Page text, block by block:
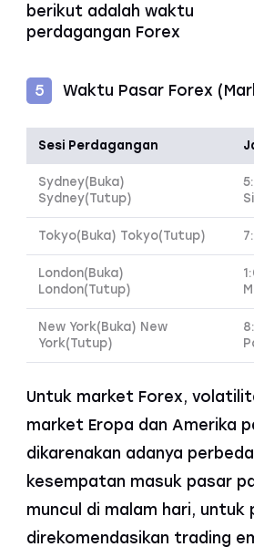
berikut adalah waktu
perdagangan Forex
5 Waktu Pasar Forex
Sesi Perdagangan
Sydney(Buka)
Sydney(Tutup)
Tokyo(Buka) Tokyo(Tutup)
London(Buka)
London(Tutup)
New York(Buka) New
York(Tutup)
Untuk market Forex,
market Eropa dan Amerika
dikarenakan adanya
kesempatan masuk pasar
muncul di malam hari, untuk
direkomendasikan trading